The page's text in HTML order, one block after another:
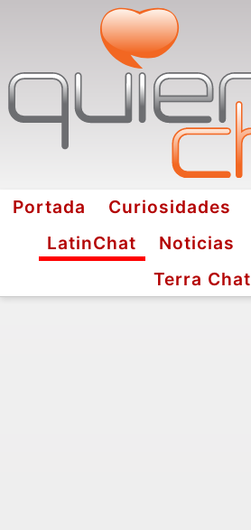
Portada Curiosidades
LatinChat
Noticias
Terra Chat